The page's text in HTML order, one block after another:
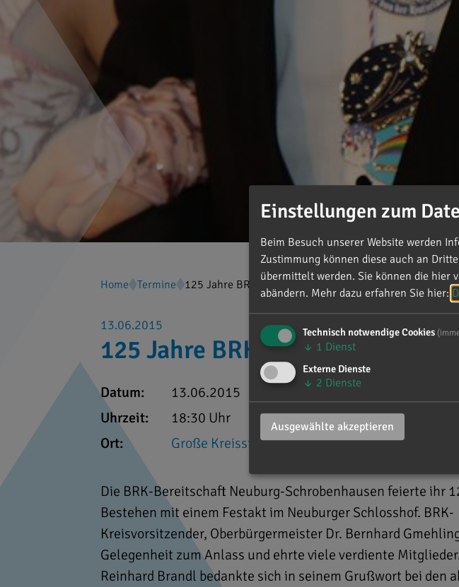
Home Termine 125 Jahre BRK Neuburg
13.06.2015
125 Jahre BRK Neuburg
Datum:
13.06.2015
Uhrzeit:
18:30 Uhr
Ort:
Große Kreisstadt Neuburg an der Donau
Die BRK-Bereitschaft Neuburg-Schrobenhausen feierte ihr
Bestehen mit einem Festakt im Neuburger Schlosshof. BRK-
Kreisvorsitzender, Oberbürgermeister Dr. Bernhard
Gelegenheit zum Anlass und ehrte viele verdiente
Reinhard Brandl bedankte sich in seinem Grußwort bei den
Einstellungen zum
Beim Besuch unserer Website werden
Zustimmung können diese auch an
übermittelt werden. Sie können die hier
abändern. Mehr dazu erfahren Sie hier:
Technisch notwendige Cookies
↓ 1 Dienst
Externe Dienste
↓ 2 Dienste
Ausgewählte akzeptieren